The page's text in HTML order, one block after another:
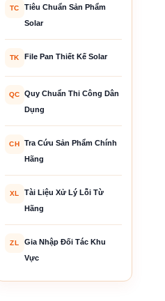
TC
Tiêu Chuẩn Sản Phẩm
Solar
TK File Pan Thiết Kế Solar
QC
Quy Chuẩn Thi Công Dân
Dụng
CH
Tra Cứu Sản Phẩm Chính
Hãng
XL
Tài Liệu Xử Lý Lỗi Từ
Hãng
ZL
Gia Nhập Đối Tác Khu
Vực